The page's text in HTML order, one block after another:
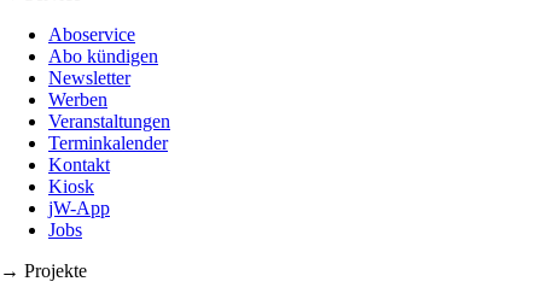
Aboservice
Abo kündigen
Newsletter
Werben
Veranstaltungen
Terminkalender
Kontakt
Kiosk
jW-App
Jobs
→ Projekte